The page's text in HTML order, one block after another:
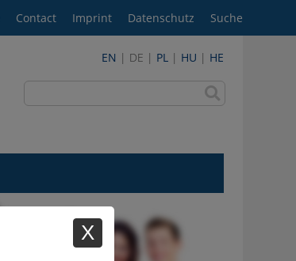
X
Suche
Datenschutz
Imprint
Contact
EN | DE | PL | HU | HE